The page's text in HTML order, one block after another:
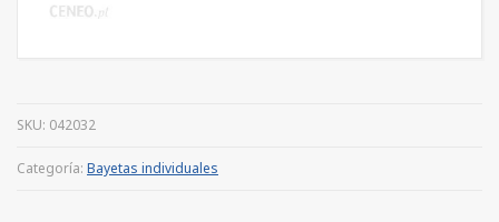
SKU: 042032
Categoría: Bayetas individuales